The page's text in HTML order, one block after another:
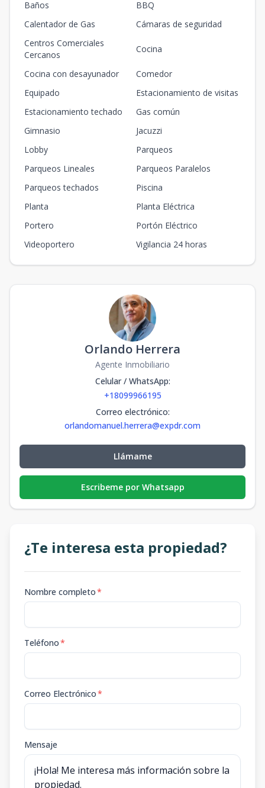
Baños
BBQ
Calentador de Gas
Cámaras de seguridad
Centros Comerciales
Cercanos
Cocina
Cocina con desayunador
Comedor
Equipado
Estacionamiento de visitas
Estacionamiento techado
Gas común
Gimnasio
Jacuzzi
Lobby
Parqueos
Parqueos Lineales
Parqueos Paralelos
Parqueos techados
Piscina
Planta
Planta Eléctrica
Portero
Portón Eléctrico
Videoportero
Vigilancia 24 horas
Orlando Herrera
Agente Inmobiliario
Celular / WhatsApp:
+18099966195
Correo electrónico:
orlandomanuel.herrera@expdr.com
Llámame
Escribeme por Whatsapp
¿Te interesa esta propiedad?
Nombre completo*
Teléfono*
Correo Electrónico*
Mensaje